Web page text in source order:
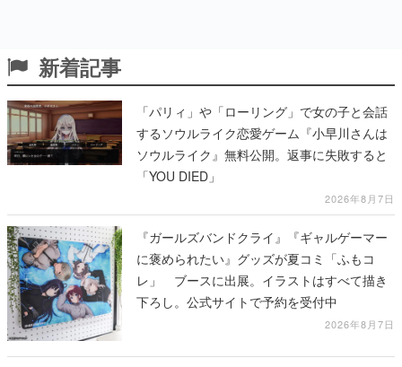
新着記事
「パリィ」や「ローリング」で女の子と会話
するソウルライク恋愛ゲーム『小早川さんは
ソウルライク』無料公開。返事に失敗すると
「YOU DIED」
2026年8月7日
『ガールズバンドクライ』『ギャルゲーマー
に褒められたい』グッズが夏コミ「ふもコ
レ」 ブースに出展。イラストはすべて描き
下ろし。公式サイトで予約を受付中
2026年8月7日